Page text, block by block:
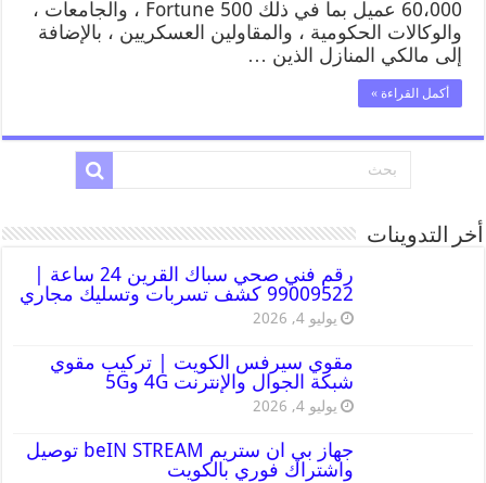
60،000 عميل بما في ذلك Fortune 500 ، والجامعات ،
والوكالات الحكومية ، والمقاولين العسكريين ، بالإضافة
إلى مالكي المنازل الذين …
أكمل القراءة »
أخر التدوينات
رقم فني صحي سباك القرين 24 ساعة |
99009522 كشف تسربات وتسليك مجاري
يوليو 4, 2026
مقوي سيرفس الكويت | تركيب مقوي
شبكة الجوال والإنترنت 4G و5G
يوليو 4, 2026
جهاز بي ان ستريم beIN STREAM توصيل
واشتراك فوري بالكويت